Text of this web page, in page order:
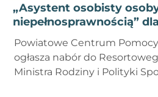
„Asystent osobisty
niepełnosprawnością”
Samorządu
Powiatowe Centrum
ogłasza nabór do
Ministra Rodziny i Polityki